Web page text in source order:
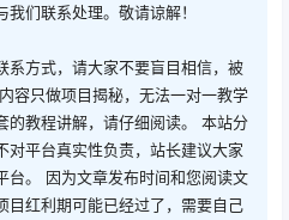
们联系处理。敬请谅解！
系方式，请大家不要盲目相信，被
容只做项目揭秘，无法一对一教学
的教程讲解，请仔细阅读。 本站分
对平台真实性负责，站长建议大家
台。 因为文章发布时间和您阅读文
目红利期可能已经过了，需要自己